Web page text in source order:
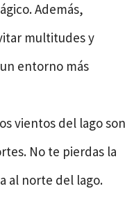
Además,
multitudes y
entorno más
vientos del lago son
No te pierdas la
al norte del lago.